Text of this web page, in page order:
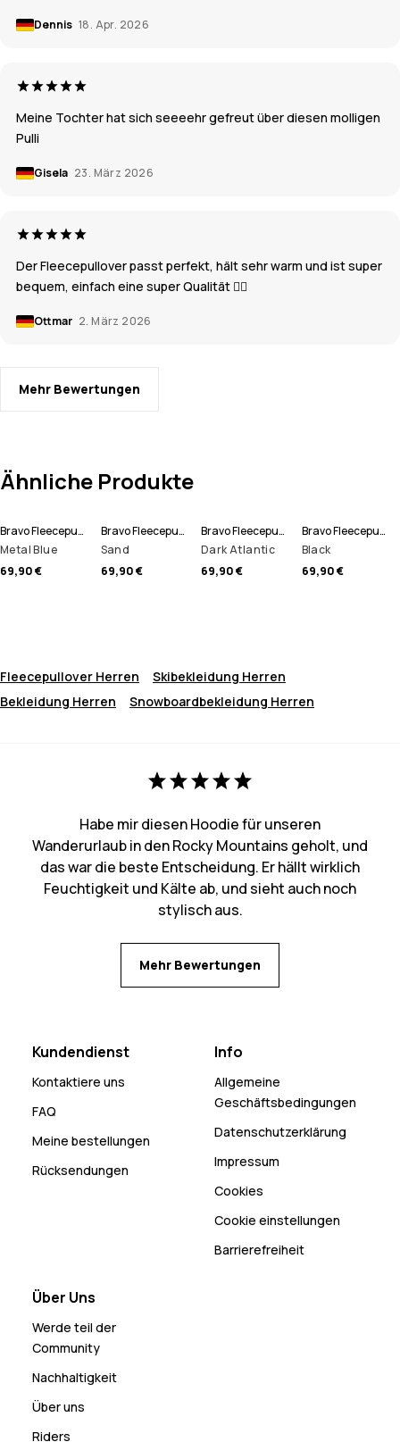
Dennis 18. Apr. 2026
Meine Tochter hat sich seeeehr gefreut über diesen molligen
Pulli
Gisela 23. März 2026
Der Fleecepullover passt perfekt, hält sehr warm und ist super
bequem, einfach eine super Qualität 👍🏼
Ottmar 2. März 2026
Mehr Bewertungen
Ähnliche Produkte
Bravo Fleecepullover Herren
Metal Blue
69,90 €
Bravo Fleecepullover Herren
Sand
69,90 €
Bravo Fleecepullover Herren
Dark Atlantic
69,90 €
Bravo Fleecepullover Herren
Black
69,90 €
Fleecepullover Herren
Skibekleidung Herren
Bekleidung Herren
Snowboardbekleidung Herren
Habe mir diesen Hoodie für unseren
Wanderurlaub in den Rocky Mountains geholt, und
das war die beste Entscheidung. Er hällt wirklich
Feuchtigkeit und Kälte ab, und sieht auch noch
stylisch aus.
Mehr Bewertungen
Kundendienst
Kontaktiere uns
FAQ
Meine bestellungen
Rücksendungen
Info
Allgemeine
Geschäftsbedingungen
Datenschutzerklärung
Impressum
Cookies
Cookie einstellungen
Barrierefreiheit
Über Uns
Werde teil der
Community
Nachhaltigkeit
Über uns
Riders